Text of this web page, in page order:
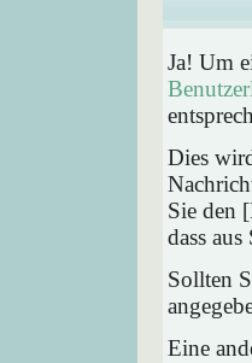
Ja! Um
Dies
Sie den
dass
Sollten
Eine